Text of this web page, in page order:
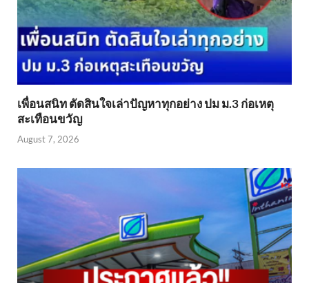
เพื่อนสนิท ตัดสินใจเล่าปัญหาทุกอย่าง ปม ม.3 ก่อเหตุ
สะเทือนขวัญ
August 7, 2026